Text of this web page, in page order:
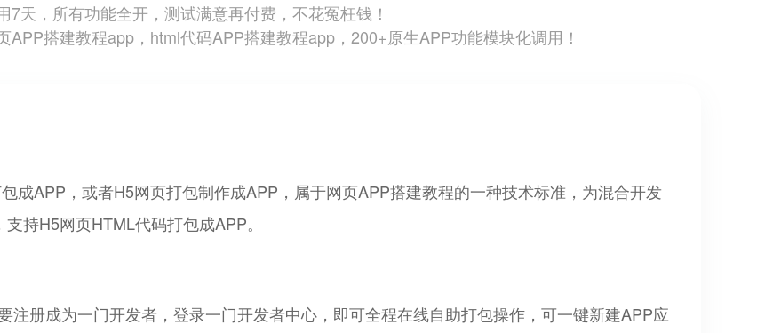
7天，所有功能全开，测试满意再付费，不花冤枉钱！
APP搭建教程app，html代码APP搭建教程app，200+原生APP功能模块化调用！
成APP，或者H5网页打包制作成APP，属于网页APP搭建教程的一种技术标准，为混合开发
持H5网页HTML代码打包成APP。
注册成为一门开发者，登录一门开发者中心，即可全程在线自助打包操作，可一键新建APP应